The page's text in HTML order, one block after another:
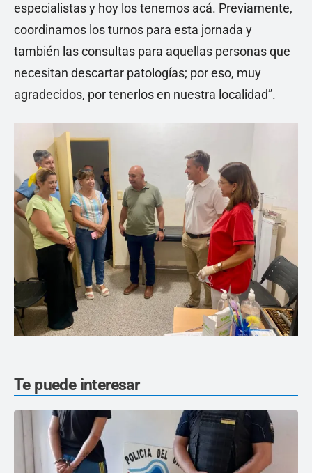
especialistas y hoy los tenemos acá. Previamente,
coordinamos los turnos para esta jornada y
también las consultas para aquellas personas que
necesitan descartar patologías; por eso, muy
agradecidos, por tenerlos en nuestra localidad”.
Te puede interesar